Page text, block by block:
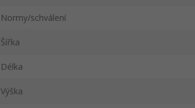
Normy/schválení
Šířka
Délka
Výška